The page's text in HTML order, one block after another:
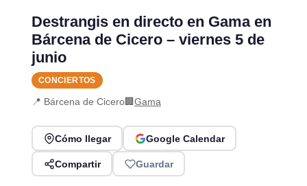
Destrangis en directo en Gama en
Bárcena de Cicero – viernes 5 de
junio
CONCIERTOS
📍 Bárcena de Cicero🏢Gama
Cómo llegar Google Calendar
Compartir Guardar